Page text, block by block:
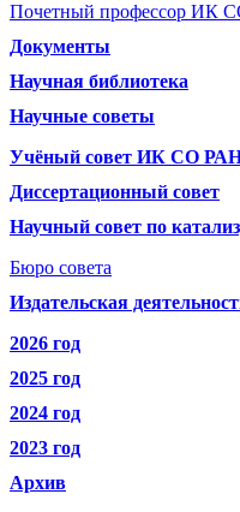
Почетный профессор ИК
Документы
Научная библиотека
Научные советы
Учёный совет ИК СО
Диссертационный совет
Научный совет по
Бюро совета
Издательская
2026 год
2025 год
2024 год
2023 год
Архив